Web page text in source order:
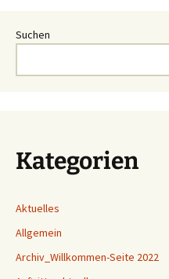
Suchen
Kategorien
Aktuelles
Allgemein
Archiv_Willkommen-Seite 2022